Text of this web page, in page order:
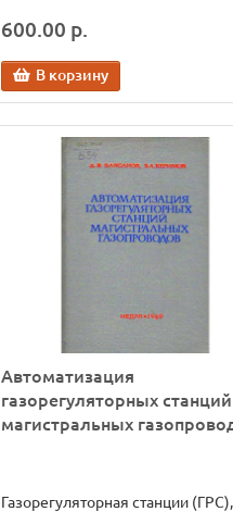
600.00 р.
В корзину
Автоматизация
газорегуляторных станций
магистральных
Газорегуляторная станции (ГРС),